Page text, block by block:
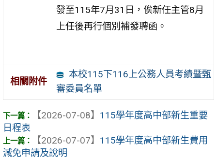
發至115年7月31日，俟新任主管8月
上任後再行個別補發聘函。
相關附件
本校115下116上公務人員考績暨甄
審委員名單
【2026-07-08】 115學年度高中部新生重要
日程表
【2026-07-07】 115學年度高中部新生費用
減免申請及說明